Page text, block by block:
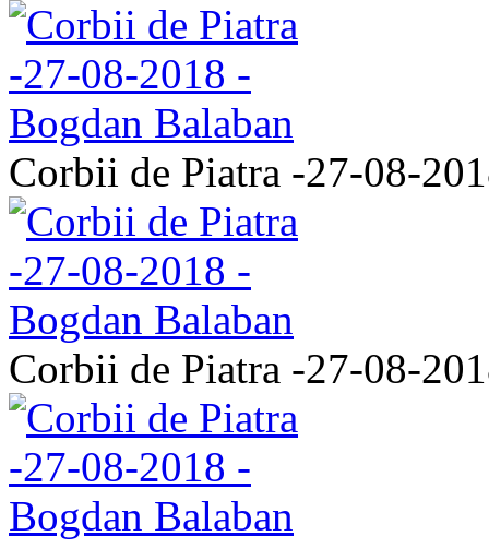
Corbii de Piatra -27-08-
Corbii de Piatra -27-08-